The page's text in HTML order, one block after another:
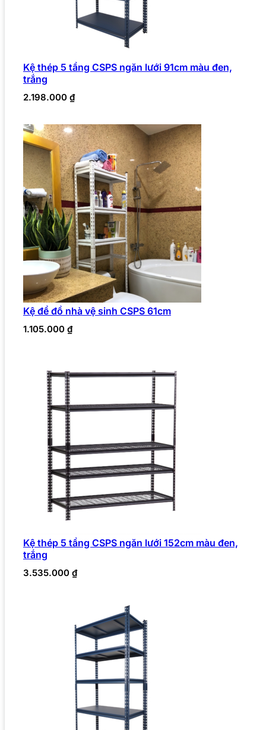
Kệ thép 5 tầng CSPS ngăn lưới 91cm màu đen,
trắng
2.198.000 ₫
Kệ để đồ nhà vệ sinh CSPS 61cm
1.105.000 ₫
Kệ thép 5 tầng CSPS ngăn lưới 152cm màu đen,
trắng
3.535.000 ₫